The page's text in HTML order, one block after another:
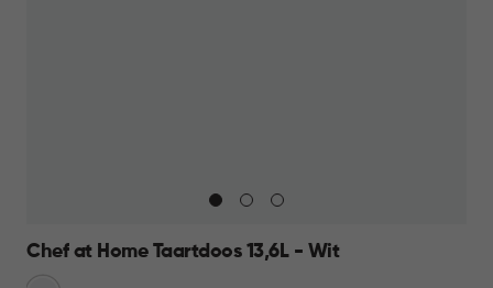
Chef at Home Taartdoos 13,6L - Wit